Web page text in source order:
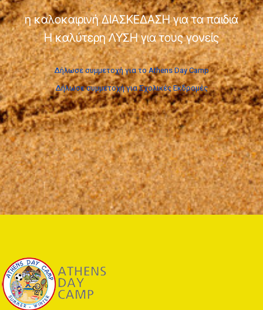
η καλοκαιρινή ΔΙΑΣΚΕΔΑΣΗ για τα παιδιά
Η καλύτερη ΛΥΣΗ για τους γονείς
Δήλωσε συμμετοχή για το Athens Day Camp
Δήλωσε συμμετοχή για Σχολικές Εκδρομές